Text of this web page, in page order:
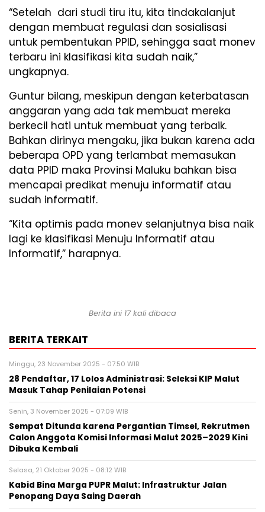
“Setelah dari studi tiru itu, kita tindakalanjut
dengan membuat regulasi dan sosialisasi
untuk pembentukan PPID, sehingga saat monev
terbaru ini klasifikasi kita sudah naik,”
ungkapnya.
Guntur bilang, meskipun dengan keterbatasan
anggaran yang ada tak membuat mereka
berkecil hati untuk membuat yang terbaik.
Bahkan dirinya mengaku, jika bukan karena ada
beberapa OPD yang terlambat memasukan
data PPID maka Provinsi Maluku bahkan bisa
mencapai predikat menuju informatif atau
sudah informatif.
“Kita optimis pada monev selanjutnya bisa naik
lagi ke klasifikasi Menuju Informatif atau
Informatif,” harapnya.
Berita ini 17 kali dibaca
BERITA TERKAIT
Minggu, 23 November 2025 - 07:50 WIB
28 Pendaftar, 17 Lolos Administrasi: Seleksi KIP Malut
Masuk Tahap Penilaian Potensi
Senin, 3 November 2025 - 07:09 WIB
Sempat Ditunda karena Pergantian Timsel, Rekrutmen
Calon Anggota Komisi Informasi Malut 2025–2029 Kini
Dibuka Kembali
Selasa, 21 Oktober 2025 - 08:12 WIB
Kabid Bina Marga PUPR Malut: Infrastruktur Jalan
Penopang Daya Saing Daerah